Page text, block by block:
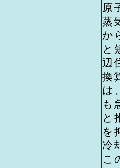
原
蒸
か
と
辺
換
は
も
と
を
冷
こ